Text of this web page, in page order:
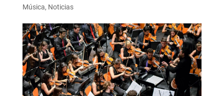
Música, Noticias